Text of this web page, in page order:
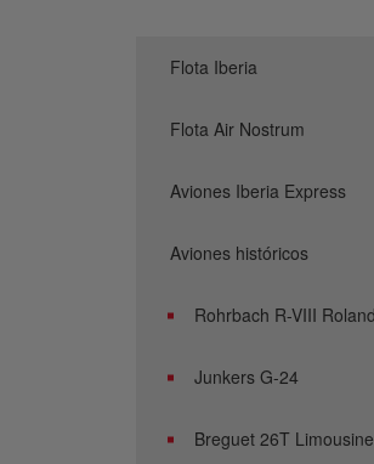
Flota Iberia
Flota Air Nostrum
Aviones Iberia Express
Aviones históricos
Rohrbach R-VIII Roland
Junkers G-24
Breguet 26T Limousine